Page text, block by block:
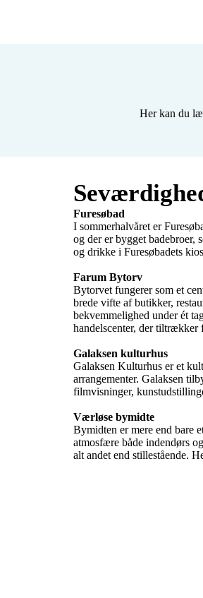
Her kan du
Furesøbad
I sommerhalvåret er
og der er bygget badebroer,
og drikke i Furesøbadets
Farum Bytorv
Bytorvet fungerer som et
brede vifte af butikker,
bekvemmelighed under ét
handelscenter, der
Galaksen kulturhus
Galaksen Kulturhus er et
arrangementer. Galaksen
filmvisninger,
Værløse bymidte
Bymidten er mere end bare
atmosfære både indendørs
alt andet end stillestående.